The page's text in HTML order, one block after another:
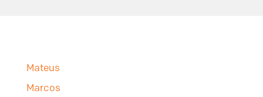
Mateus
Marcos